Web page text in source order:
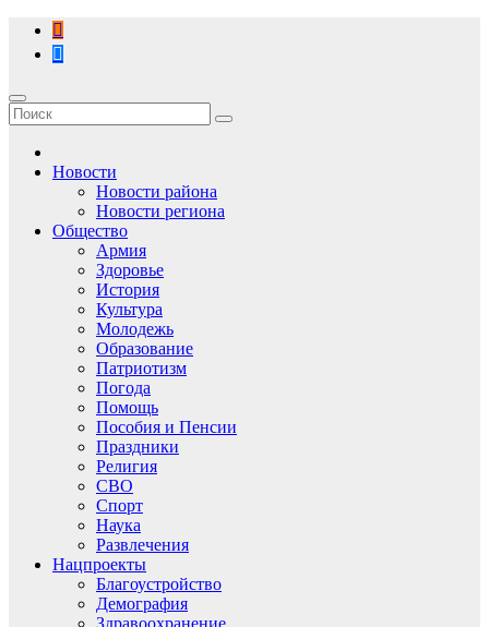
Перейти
содержимому
Новости
Новости района
Новости региона
Общество
Армия
Здоровье
История
Культура
Молодежь
Образование
Патриотизм
Погода
Помощь
Пособия и Пенсии
Праздники
Религия
СВО
Спорт
Наука
Развлечения
Нацпроекты
Благоустройство
Демография
Здравоохранение